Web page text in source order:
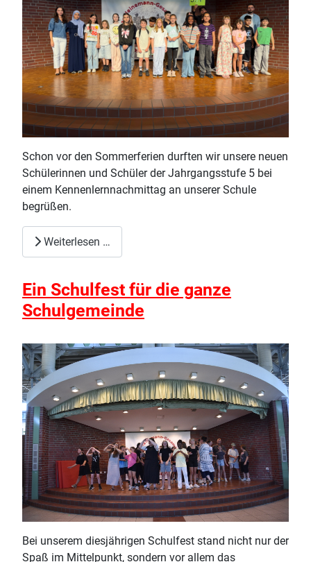
Schon vor den Sommerferien durften wir unsere neuen
Schülerinnen und Schüler der Jahrgangsstufe 5 bei
einem Kennenlernnachmittag an unserer Schule
begrüßen.
Weiterlesen …
Ein Schulfest für die ganze
Schulgemeinde
Bei unserem diesjährigen Schulfest stand nicht nur der
Spaß im Mittelpunkt, sondern vor allem das